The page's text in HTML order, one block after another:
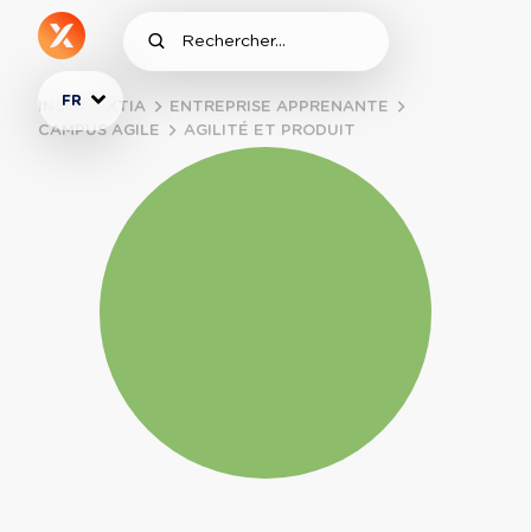
FR
INSIDE EXTIA
ENTREPRISE APPRENANTE
CAMPUS AGILE
AGILITÉ ET PRODUIT